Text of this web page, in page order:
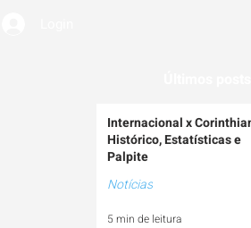
Internacional x
Histórico, Estatísticas e
Palpite
Notícias
5 min de leitura